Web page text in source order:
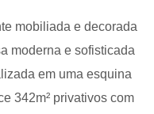
mobiliada e decorada
moderna e sofisticada
em uma esquina
342m² privativos com